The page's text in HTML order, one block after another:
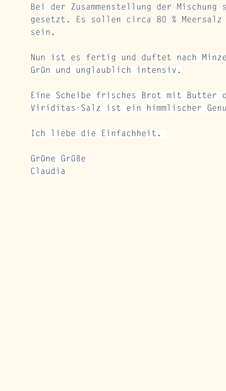
Bei der Zusammenstellung der
gesetzt. Es sollen circa 80 %
sein.
Nun ist es fertig und duftet nach
Grün und unglaublich intensiv.
Eine Scheibe frisches Brot mit Butter
Viriditas-Salz ist ein himmlischer
Ich liebe die Einfachheit.
Grüne Grüße
Claudia